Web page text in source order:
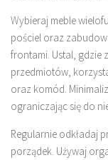
Wybieraj meble
pościel oraz
frontami. Ustal, gdzie
przedmiotów,
oraz komód.
ograniczając się do
Regularnie odkładaj
porządek. Używaj